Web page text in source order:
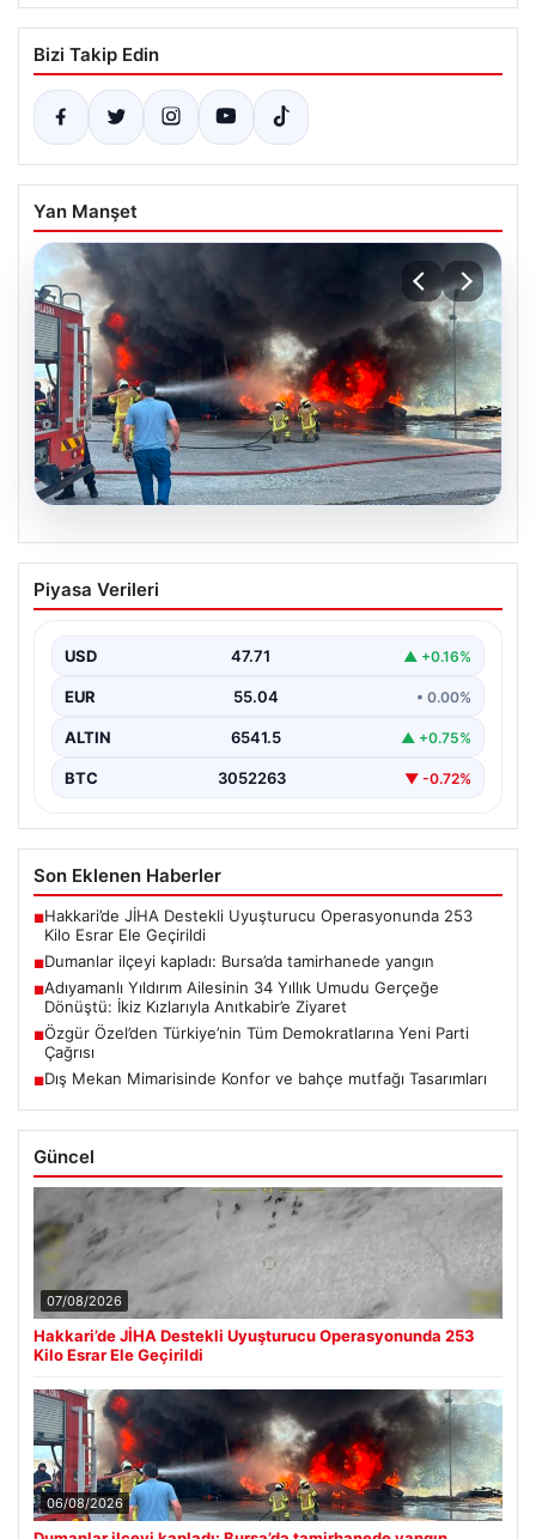
Bizi Takip Edin
Yan Manşet
06.08.2026
Dumanlar ilçeyi kapladı: Bursa’da
tamirhanede yangın
Piyasa Verileri
USD 47.71 ▲ +0.16%
EUR 55.04 • 0.00%
ALTIN 6541.5 ▲ +0.75%
BTC 3052263 ▼ -0.72%
Son Eklenen Haberler
■Hakkari’de JİHA Destekli Uyuşturucu Operasyonunda 253
Kilo Esrar Ele Geçirildi
■Dumanlar ilçeyi kapladı: Bursa’da tamirhanede yangın
■Adıyamanlı Yıldırım Ailesinin 34 Yıllık Umudu Gerçeğe
Dönüştü: İkiz Kızlarıyla Anıtkabir’e Ziyaret
■Özgür Özel’den Türkiye’nin Tüm Demokratlarına Yeni Parti
Çağrısı
■Dış Mekan Mimarisinde Konfor ve bahçe mutfağı Tasarımları
Güncel
07/08/2026
Hakkari’de JİHA Destekli Uyuşturucu Operasyonunda 253
Kilo Esrar Ele Geçirildi
06/08/2026